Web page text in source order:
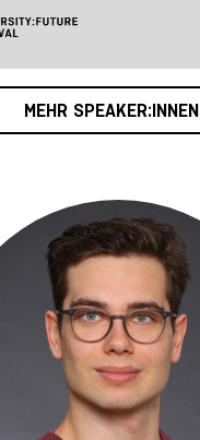
MEHR SPEAKER:INNEN